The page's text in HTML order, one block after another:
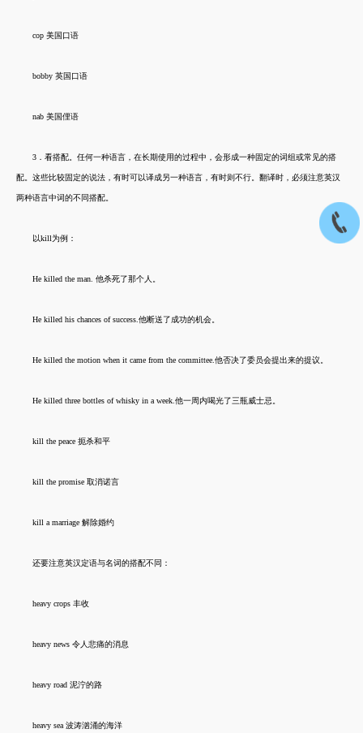
cop 美国口语
bobby 英国口语
nab 美国俚语
3．看搭配。任何一种语言，在长期使用的过程中，会形成一种固定的词组或常见的搭
配。这些比较固定的说法，有时可以译成另一种语言，有时则不行。翻译时，必须注意英汉
两种语言中词的不同搭配。
以kill为例：
He killed the man. 他杀死了那个人。
He killed his chances of success.他断送了成功的机会。
He killed the motion when it came from the committee.他否决了委员会提出来的提议。
He killed three bottles of whisky in a week.他一周内喝光了三瓶威士忌。
kill the peace 扼杀和平
kill the promise 取消诺言
kill a marriage 解除婚约
还要注意英汉定语与名词的搭配不同：
heavy crops 丰收
heavy news 令人悲痛的消息
heavy road 泥泞的路
heavy sea 波涛汹涌的海洋